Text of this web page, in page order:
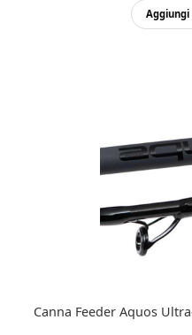
Canna Feeder Aquos